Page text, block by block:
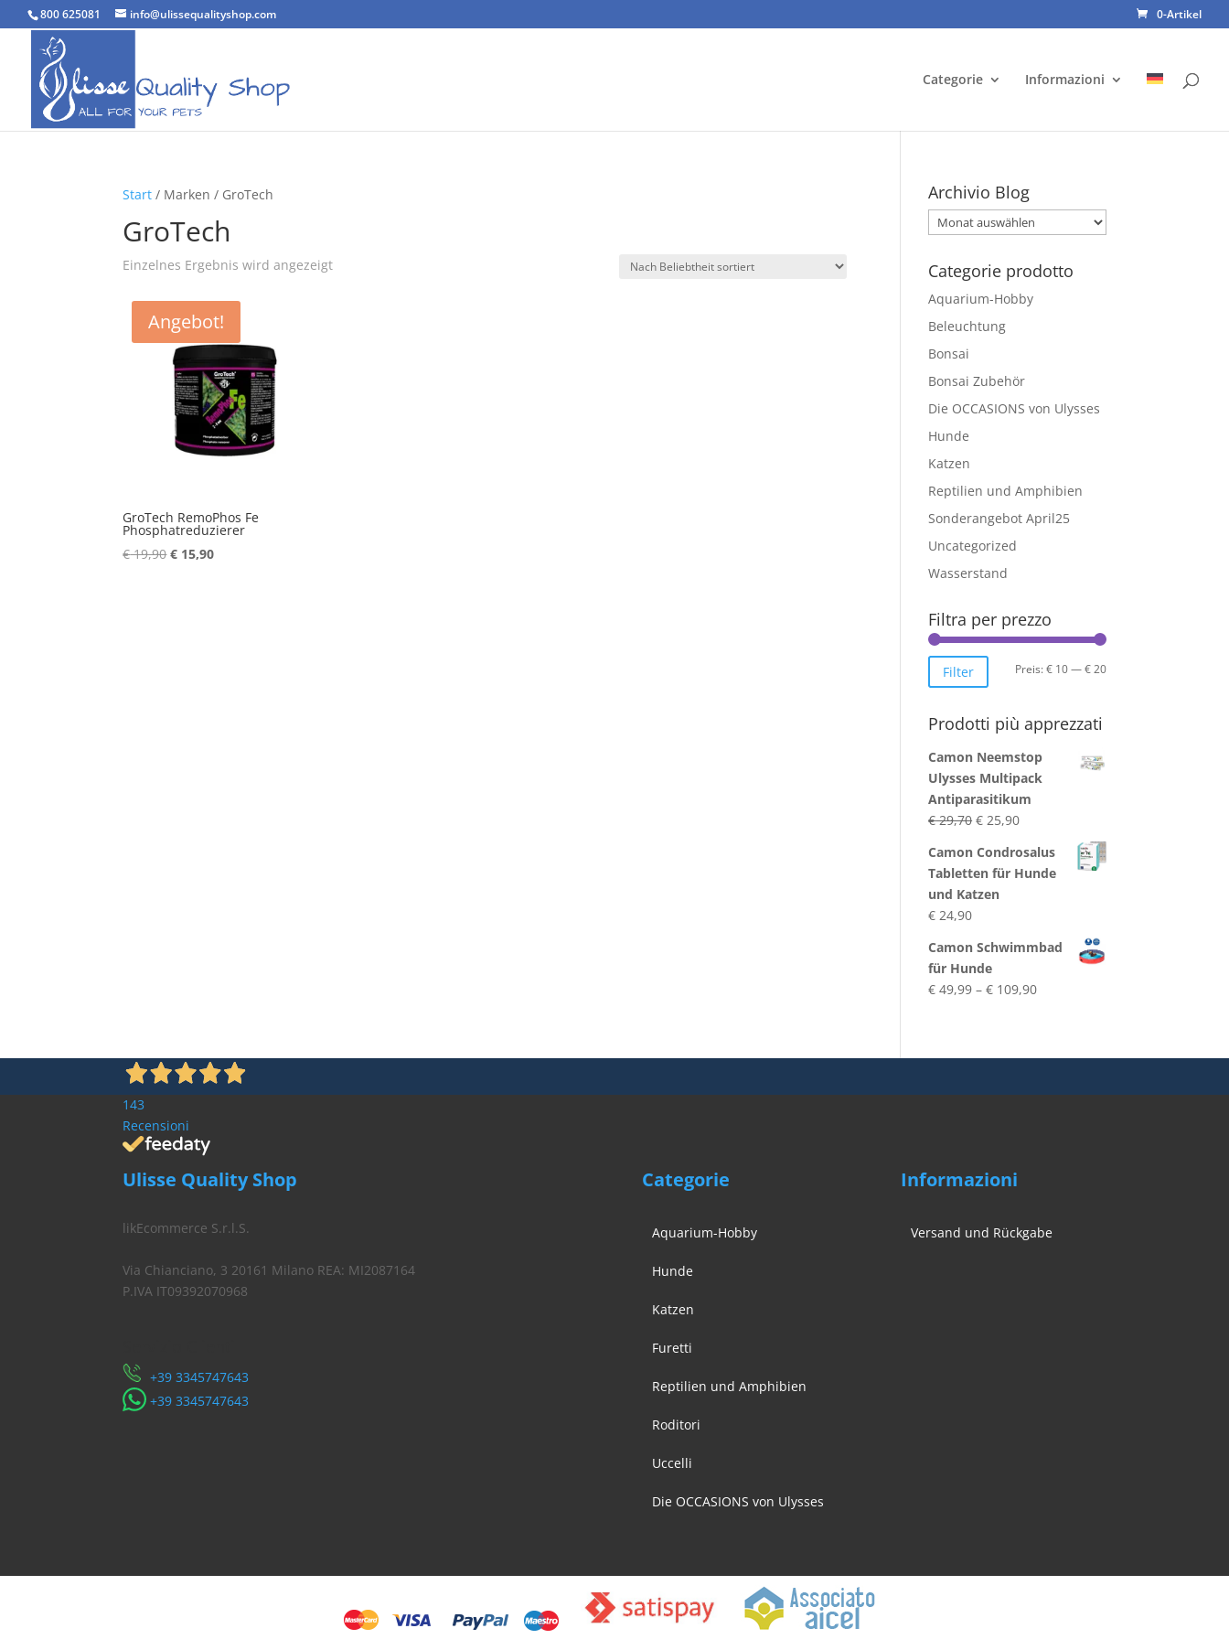
800 625081 info@ulissequalityshop.com 0-Artikel
Categorie Informazioni
Start / Marken / GroTech
GroTech
Einzelnes Ergebnis wird angezeigt
Angebot!
GroTech RemoPhos Fe
Phosphatreduzierer
€19,90Ursprünglicher
€ 15,90Aktueller
Archivio Blog
Archivio
Blog
Categorie prodotto
Aquarium-Hobby
Beleuchtung
Bonsai
Bonsai Zubehör
Die OCCASIONS von Ulysses
Hunde
Katzen
Reptilien und Amphibien
Sonderangebot April25
Uncategorized
Wasserstand
Filtra per prezzo
Min.
Max.
Filter Preis:€ 10—€ 20
Prodotti più apprezzati
Camon Neemstop
Ulysses Multipack
Antiparasitikum
€29,70 Ursprünglicher
war:
€ 29,70
€ 25,90Aktueller
ist:
€ 25,90.
Camon Condrosalus
Tabletten für Hunde
und Katzen
€ 24,90
Camon Schwimmbad
für Hunde
€ 49,99 –€ 109,90Preisspanne:
143
Recensioni
Ulisse Quality Shop
likEcommerce S.r.l.S.
Via Chianciano, 3 20161 Milano REA: MI2087164
P.IVA IT09392070968
​+39 3345747643
​+39 3345747643
Categorie
Aquarium-Hobby
Hunde
Katzen
Furetti
Reptilien und Amphibien
Roditori
Uccelli
Die OCCASIONS von Ulysses
Informazioni
Versand und Rückgabe